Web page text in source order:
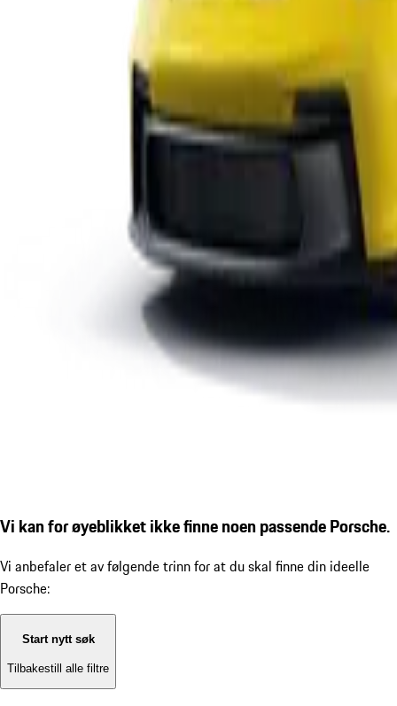
Vi kan for øyeblikket ikke finne noen passende Porsche.
Vi anbefaler et av følgende trinn for at du skal finne din ideelle
Porsche:
Start nytt søk
Tilbakestill alle filtre